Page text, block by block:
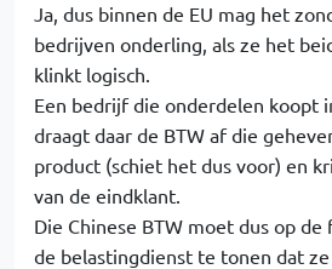
Ja, dus binnen de EU mag het
bedrijven onderling, als ze het
klinkt logisch.
Een bedrijf die onderdelen koopt
draagt daar de BTW af die
product (schiet het dus voor) en
van de eindklant.
Die Chinese BTW moet dus op de
de belastingdienst te tonen dat